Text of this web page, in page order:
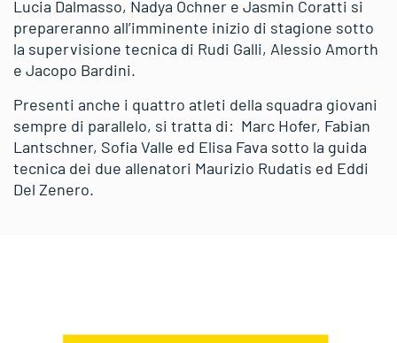
Lucia Dalmasso, Nadya Ochner e Jasmin Coratti si
prepareranno all’imminente inizio di stagione sotto
la supervisione tecnica di Rudi Galli, Alessio Amorth
e Jacopo Bardini.
Presenti anche i quattro atleti della squadra giovani
sempre di parallelo, si tratta di: Marc Hofer, Fabian
Lantschner, Sofia Valle ed Elisa Fava sotto la guida
tecnica dei due allenatori Maurizio Rudatis ed Eddi
Del Zenero.